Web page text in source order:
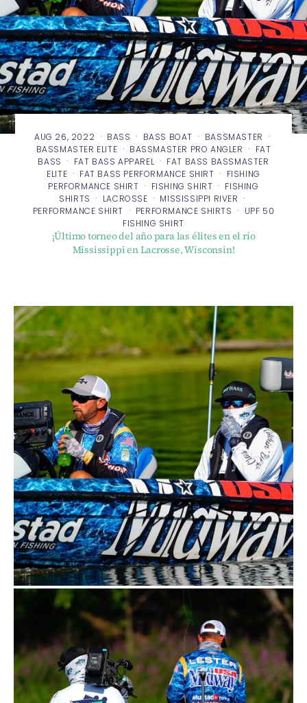
AUG 26, 2022 · BASS · BASS BOAT · BASSMASTER ·
BASSMASTER ELITE · BASSMASTER PRO ANGLER · FAT
BASS · FAT BASS APPAREL · FAT BASS BASSMASTER
ELITE · FAT BASS PERFORMANCE SHIRT · FISHING
PERFORMANCE SHIRT · FISHING SHIRT · FISHING
SHIRTS · LACROSSE · MISSISSIPPI RIVER ·
PERFORMANCE SHIRT · PERFORMANCE SHIRTS · UPF 50
FISHING SHIRT
¡Último torneo del año para las élites en el río
Mississippi en Lacrosse, Wisconsin!